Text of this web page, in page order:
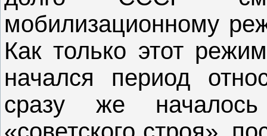
мобилизационному
Как только этот
начался период
сразу же